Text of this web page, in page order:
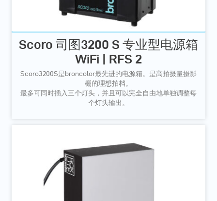
Scoro 司图3200 S 专业型电源箱
WiFi | RFS 2
Scoro3200S是broncolor最先进的电源箱。是高拍摄量摄影
棚的理想拍档。
最多可同时插入三个灯头，并且可以完全自由地单独调整每
个灯头输出。